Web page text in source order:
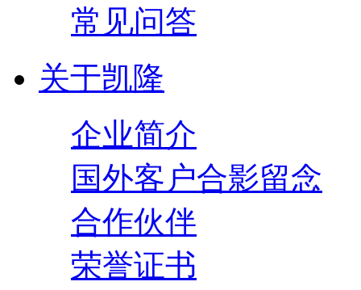
常见问答
关于凯隆
企业简介
国外客户合影留念
合作伙伴
荣誉证书